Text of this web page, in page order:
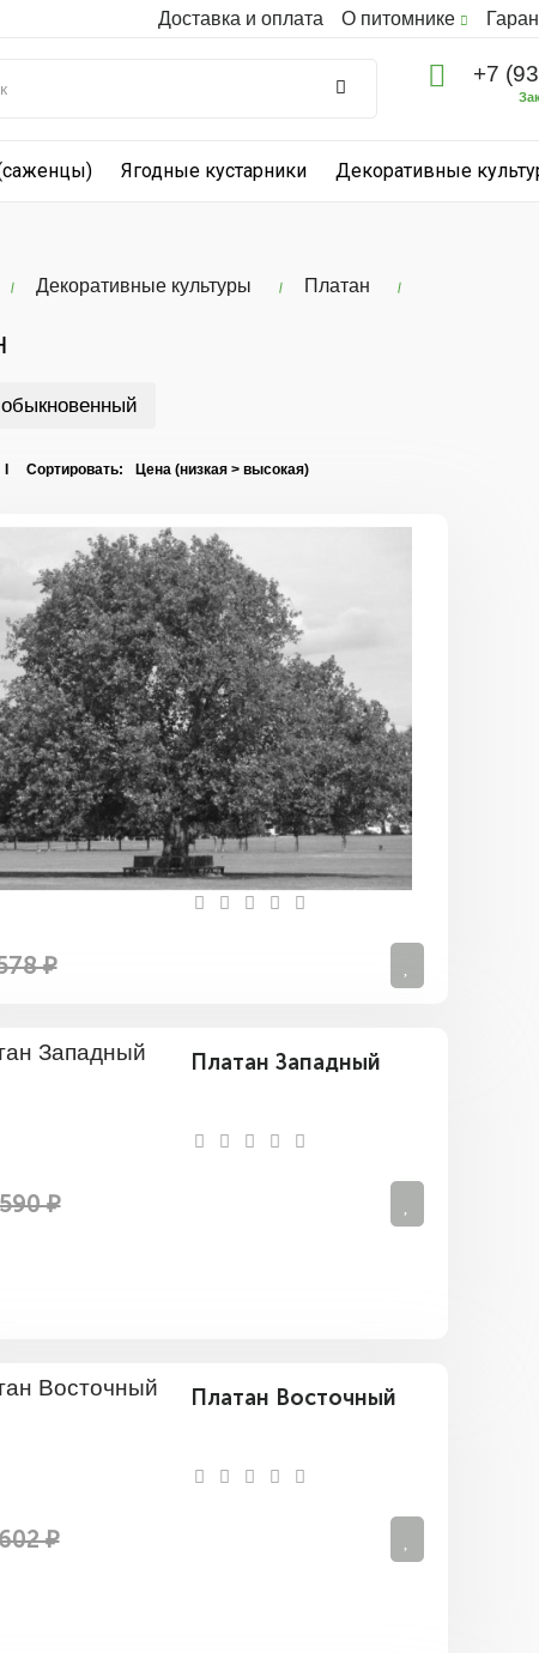
Доставка и оплата О питомнике
+7
Ягодные кустарники Декоративные
Декоративные культуры Платан
Сортировать:
₽
Платан Западный
₽
Платан Восточный
₽